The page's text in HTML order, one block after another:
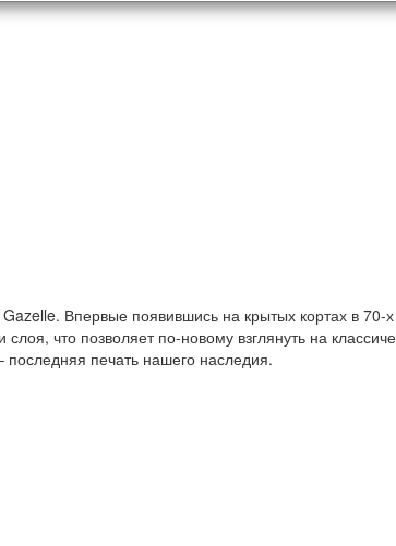
Впервые появившись на крытых кортах в
что позволяет по-новому взглянуть на
последняя печать нашего наследия.